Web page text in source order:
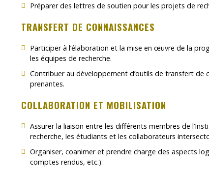
Préparer des lettres de soutien pour les projets de
TRANSFERT DE CONNAISSANCES
Participer à l’élaboration et la mise en œuvre de la
les équipes de recherche.
Contribuer au développement d’outils de transfert de
prenantes.
COLLABORATION ET MOBILISATION
Assurer la liaison entre les différents membres de
recherche, les étudiants et les collaborateurs
Organiser, coanimer et prendre charge des aspects
comptes rendus, etc.).